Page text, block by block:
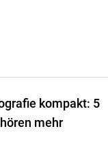
kompakt: 5
mehr